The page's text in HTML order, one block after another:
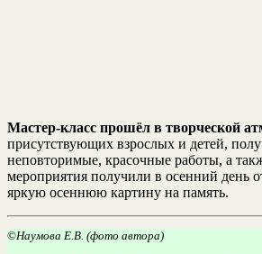
Мастер-класс прошёл в творческой
присутствующих взрослых и детей,
неповторимые, красочные работы, а
мероприятия получили в осенний день
яркую осеннюю картину на память.
©Наумова Е.В. (фото автора)